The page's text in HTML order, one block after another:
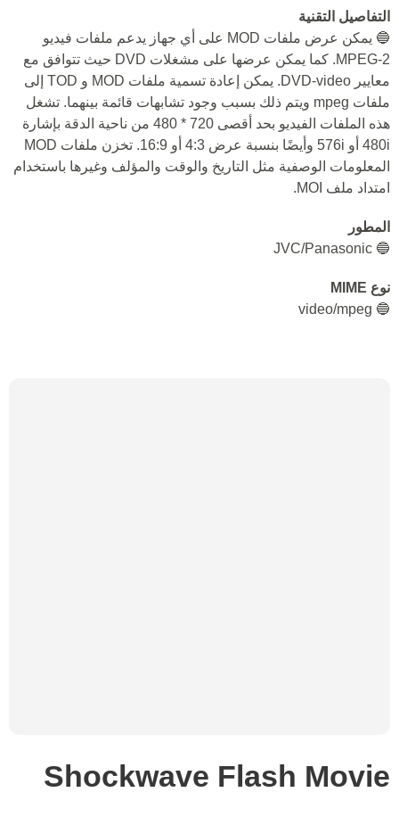
التفاصيل التقنية
🔵 يمكن عرض ملفات MOD على أي جهاز يدعم ملفات فيديو
MPEG-2. كما يمكن عرضها على مشغلات DVD حيث تتوافق مع
معايير DVD-video. يمكن إعادة تسمية ملفات MOD و TOD إلى
ملفات mpeg ويتم ذلك بسبب وجود تشابهات قائمة بينهما. تشغل
هذه الملفات الفيديو بحد أقصى 720 * 480 من ناحية الدقة بإشارة
480i أو 576i وأيضًا بنسبة عرض 4:3 أو 16:9. تخزن ملفات MOD
المعلومات الوصفية مثل التاريخ والوقت والمؤلف وغيرها باستخدام
امتداد ملف MOI.
المطور
🔵 JVC/Panasonic
نوع MIME
🔵 video/mpeg
Shockwave Flash Movie